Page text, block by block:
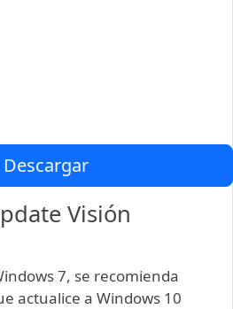
Descargar
Visión
7, se recomienda
actualice a Windows 10